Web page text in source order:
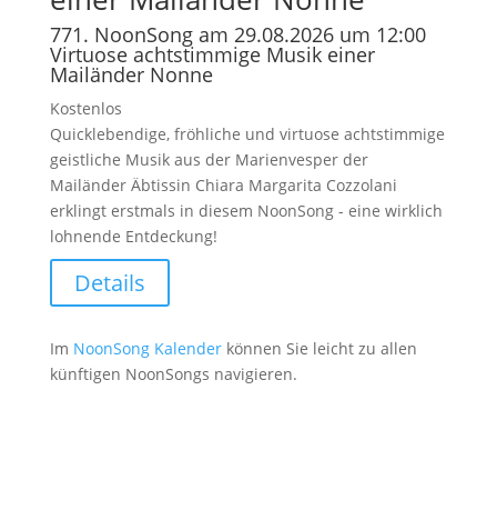
771. NoonSong am 29.08.2026 um 12:00
Virtuose achtstimmige Musik einer
Mailänder Nonne
Kostenlos
Quicklebendige, fröhliche und virtuose achtstimmige
geistliche Musik aus der Marienvesper der
Mailänder Äbtissin Chiara Margarita Cozzolani
erklingt erstmals in diesem NoonSong - eine wirklich
lohnende Entdeckung!
Details
Im NoonSong Kalenderkönnen Sie leicht zu allen
künftigen NoonSongs navigieren.